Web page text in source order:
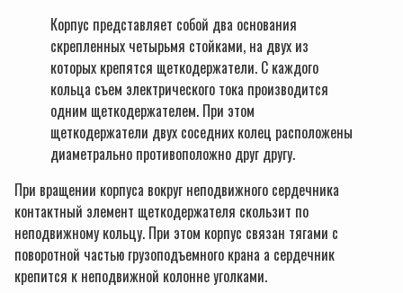
Корпус представляет собой два основания
скрепленных четырьмя стойками, на двух из
которых крепятся щеткодержатели. С каждого
кольца съем электрического тока производится
одним щеткодержателем. При этом
щеткодержатели двух соседних колец расположены
диаметрально противоположно друг другу.
При вращении корпуса вокруг неподвижного сердечника
контактный элемент щеткодержателя скользит по
неподвижному кольцу. При этом корпус связан тягами с
поворотной частью грузоподъемного крана а сердечник
крепится к неподвижной колонне уголками.